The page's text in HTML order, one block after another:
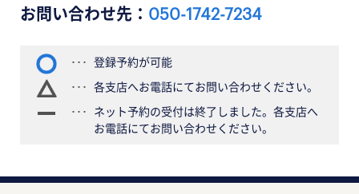
お問い合わせ先： 050-1742-7234
登録予約が可能
各支店へお電話にてお問い合わせください。
ネット予約の受付は終了しました。各支店へ
お電話にてお問い合わせください。